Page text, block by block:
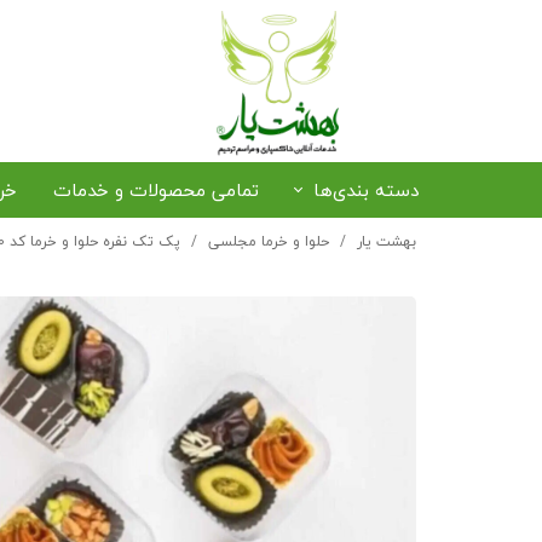
دسته بندی‌ها
رزرو صندلی و سایبان
پکیج‌های بهشت یار
تمامی محصولات و خدمات
بهشت یار حلوا و خرما مجلسی پک تک نفره حلوا و خرما کد 40